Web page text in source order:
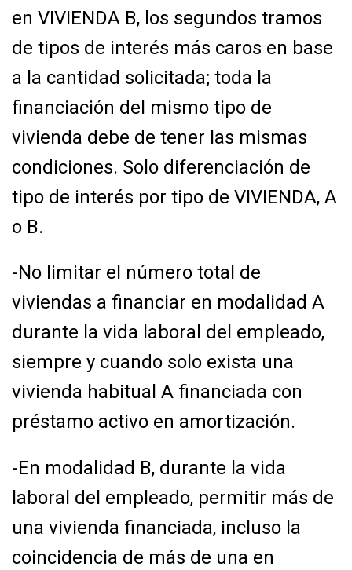
en VIVIENDA B, los segundos tramos
de tipos de interés más caros en base
a la cantidad solicitada; toda la
financiación del mismo tipo de
vivienda debe de tener las mismas
condiciones. Solo diferenciación de
tipo de interés por tipo de VIVIENDA, A
o B.
-No limitar el número total de
viviendas a financiar en modalidad A
durante la vida laboral del empleado,
siempre y cuando solo exista una
vivienda habitual A financiada con
préstamo activo en amortización.
-En modalidad B, durante la vida
laboral del empleado, permitir más de
una vivienda financiada, incluso la
coincidencia de más de una en